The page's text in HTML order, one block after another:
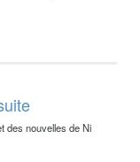
des nouvelles de Ni